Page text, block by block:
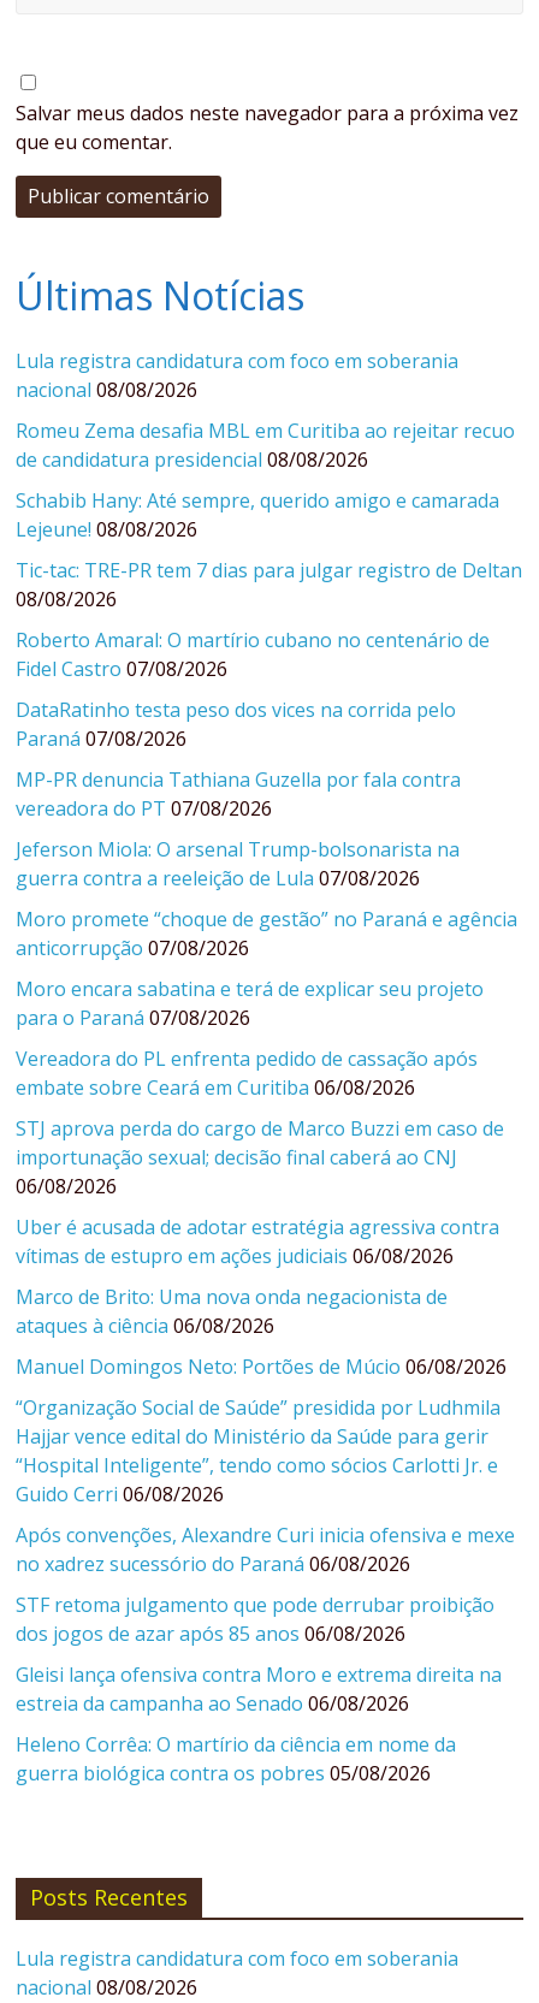
Salvar meus dados neste navegador para a próxima vez
que eu comentar.
Últimas Notícias
Lula registra candidatura com foco em soberania
nacional 08/08/2026
Romeu Zema desafia MBL em Curitiba ao rejeitar recuo
de candidatura presidencial 08/08/2026
Schabib Hany: Até sempre, querido amigo e camarada
Lejeune! 08/08/2026
Tic-tac: TRE-PR tem 7 dias para julgar registro de Deltan
08/08/2026
Roberto Amaral: O martírio cubano no centenário de
Fidel Castro 07/08/2026
DataRatinho testa peso dos vices na corrida pelo
Paraná 07/08/2026
MP-PR denuncia Tathiana Guzella por fala contra
vereadora do PT 07/08/2026
Jeferson Miola: O arsenal Trump-bolsonarista na
guerra contra a reeleição de Lula 07/08/2026
Moro promete “choque de gestão” no Paraná e agência
anticorrupção 07/08/2026
Moro encara sabatina e terá de explicar seu projeto
para o Paraná 07/08/2026
Vereadora do PL enfrenta pedido de cassação após
embate sobre Ceará em Curitiba 06/08/2026
STJ aprova perda do cargo de Marco Buzzi em caso de
importunação sexual; decisão final caberá ao CNJ
06/08/2026
Uber é acusada de adotar estratégia agressiva contra
vítimas de estupro em ações judiciais 06/08/2026
Marco de Brito: Uma nova onda negacionista de
ataques à ciência 06/08/2026
Manuel Domingos Neto: Portões de Múcio 06/08/2026
“Organização Social de Saúde” presidida por Ludhmila
Hajjar vence edital do Ministério da Saúde para gerir
“Hospital Inteligente”, tendo como sócios Carlotti Jr. e
Guido Cerri 06/08/2026
Após convenções, Alexandre Curi inicia ofensiva e mexe
no xadrez sucessório do Paraná 06/08/2026
STF retoma julgamento que pode derrubar proibição
dos jogos de azar após 85 anos 06/08/2026
Gleisi lança ofensiva contra Moro e extrema direita na
estreia da campanha ao Senado 06/08/2026
Heleno Corrêa: O martírio da ciência em nome da
guerra biológica contra os pobres 05/08/2026
Posts Recentes
Lula registra candidatura com foco em soberania
nacional 08/08/2026